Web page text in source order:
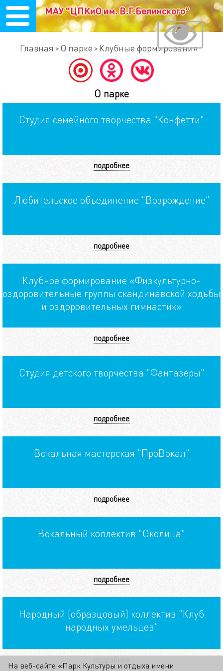
МАУ "ЦПКиО им. В.Г.Белинского"
Главная О парке Клубные формирования
О парке
Студия семейного творчества "Конфетти"
подробнее
Любительское объединение "Возрождение"
подробнее
Клубное формирование «Физкультурно-
оздоровительные группы скандинавской ходьбы
и оздоровительных гимнастик»
подробнее
Студия детского творчества "Фантазеры"
подробнее
Вокальная мастерская "ПроВокал"
подробнее
Вокальный коллектив "Околица"
подробнее
Народный (образцовый) коллектив "Клуб
народных умельцев"
На веб-сайте «Парк Культуры и отдыха имени